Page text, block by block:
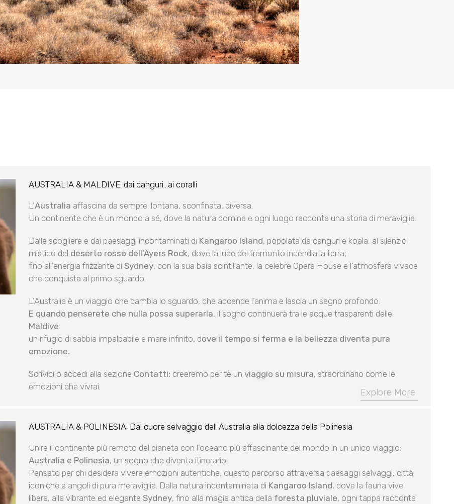
AUSTRALIA & MALDIVE: dai canguri...ai coralli
L’Australia affascina da sempre: lontana, sconfinata, diversa.
Un continente che è un mondo a sé, dove la natura domina e ogni luogo racconta una storia di meraviglia.
Dalle scogliere e dai paesaggi incontaminati di Kangaroo Island, popolata da canguri e koala, al silenzio
mistico del deserto rosso dell’Ayers Rock, dove la luce del tramonto incendia la terra;
fino all’energia frizzante di Sydney, con la sua baia scintillante, la celebre Opera House e l’atmosfera vivace
che conquista al primo sguardo.
L’Australia è un viaggio che cambia lo sguardo, che accende l’anima e lascia un segno profondo.
E quando penserete che nulla possa superarla, il sogno continuerà tra le acque trasparenti delle
Maldive:
un rifugio di sabbia impalpabile e mare infinito, dove il tempo si ferma e la bellezza diventa pura
emozione.
Scrivici o accedi alla sezione Contatti: creeremo per te un viaggio su misura, straordinario come le
emozioni che vivrai.
Explore More
AUSTRALIA & POLINESIA: Dal cuore selvaggio dell Australia alla dolcezza della Polinesia
Unire il continente più remoto del pianeta con l’oceano più affascinante del mondo in un unico viaggio:
Australia e Polinesia, un sogno che diventa itinerario.
Pensato per chi desidera vivere emozioni autentiche, questo percorso attraversa paesaggi selvaggi, città
iconiche e angoli di pura meraviglia. Dalla natura incontaminata di Kangaroo Island, dove la fauna vive
libera, alla vibrante ed elegante Sydney, fino alla magia antica della foresta pluviale, ogni tappa racconta